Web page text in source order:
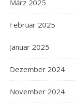
März 2025
Februar 2025
Januar 2025
Dezember 2024
November 2024